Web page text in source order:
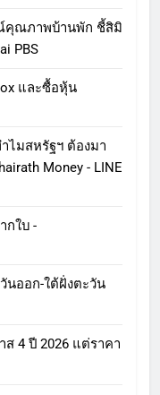
คุณภาพบ้านพัก ชี้สิมิ
PBS
และซื้อหุ้น
ไมสหรัฐฯ ต้องมา
Money - LINE
กใบ -
นออก-ใต้ฝั่งตะวัน
4 ปี 2026 แต่ราคา